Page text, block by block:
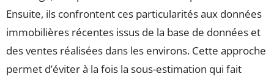
Ensuite, ils confrontent ces particularités aux données
immobilières récentes issus de la base de données et
des ventes réalisées dans les environs. Cette approche
permet d’éviter à la fois la sous-estimation qui fait